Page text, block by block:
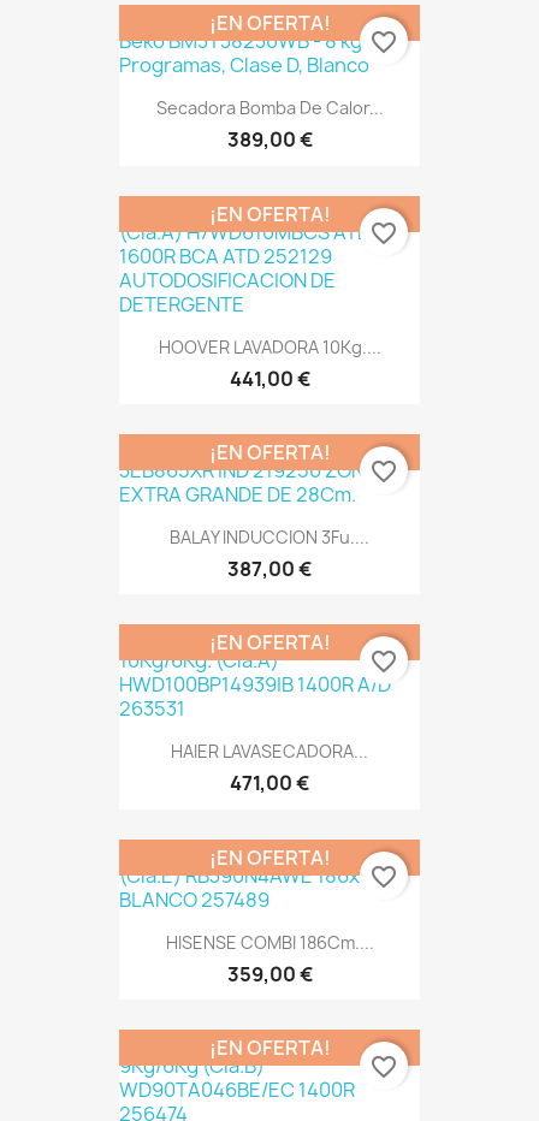
Secadora Bomba De Calor...
389,00 €
¡EN OFERTA!
favorite_border
HOOVER LAVADORA 10Kg....
441,00 €
¡EN OFERTA!
favorite_border
BALAY INDUCCION 3Fu....
387,00 €
¡EN OFERTA!
favorite_border
HAIER LAVASECADORA...
471,00 €
¡EN OFERTA!
favorite_border
HISENSE COMBI 186Cm....
359,00 €
¡EN OFERTA!
favorite_border
¡EN OFERTA!
favorite_border